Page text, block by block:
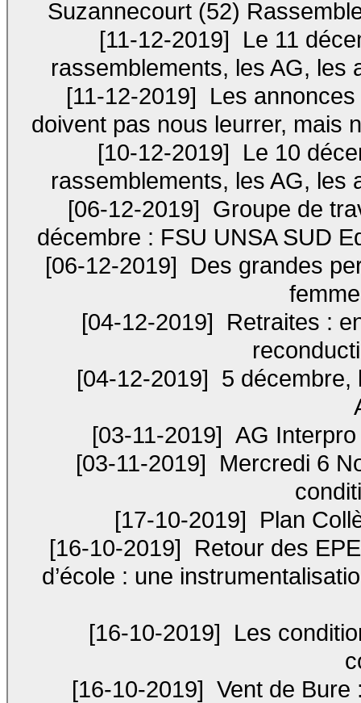
Suzannecourt (52)
[11-12-2019]
Le 11
rassemblements, les AG, les
[11-12-2019]
Les
doivent pas nous leurrer, mais
[10-12-2019]
Le 10
rassemblements, les AG, les
[06-12-2019] Groupe de
décembre : FSU UNSA SUD
[06-12-2019]
Des grandes
[04-12-2019]
Retraites :
[04-12-2019] 5 décembre,
[03-11-2019] AG
[03-11-2019]
Mercredi 6
[17-10-2019]
Plan
[16-10-2019]
Retour des
d’école : une
[16-10-2019]
Les
[16-10-2019] Vent de Bure